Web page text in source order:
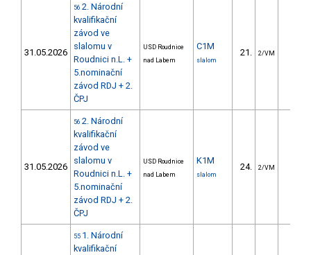
31.05.2026
56 2. Národní
kvalifikační
závod ve
slalomu v
Roudnici n.L. +
5.nominační
závod RDJ + 2.
ČPJ
USD Roudnice
nad Labem
C1M
slalom
21. 2/VM
31.05.2026
56 2. Národní
kvalifikační
závod ve
slalomu v
Roudnici n.L. +
5.nominační
závod RDJ + 2.
ČPJ
USD Roudnice
nad Labem
K1M
slalom
24. 2/VM
55 1. Národní
kvalifikační